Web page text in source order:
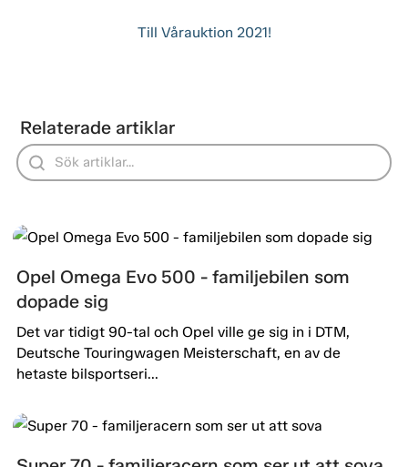
Till Vårauktion 2021!
Relaterade artiklar
Opel Omega Evo 500 - familjebilen som
dopade sig
Det var tidigt 90-tal och Opel ville ge sig in i DTM,
Deutsche Touringwagen Meisterschaft, en av de
hetaste bilsportseri...